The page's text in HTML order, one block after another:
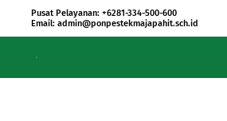
Pusat Pelayanan: +6281-334-500-600
Email: admin@ponpestekmajapahit.sch.id